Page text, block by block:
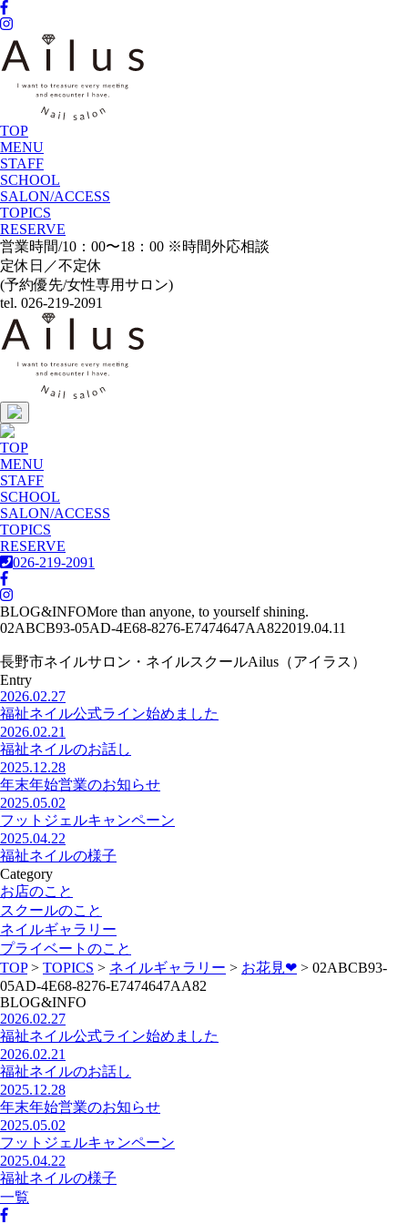
TOP
MENU
STAFF
SCHOOL
SALON/ACCESS
TOPICS
RESERVE
営業時間/10：00〜18：00 ※時間外応相談
定休日／不定休
(予約優先/女性専用サロン)
tel. 026-219-2091
TOP
MENU
STAFF
SCHOOL
SALON/ACCESS
TOPICS
RESERVE
026-219-2091
BLOG&INFOMore than anyone, to yourself shining.
02ABCB93-05AD-4E68-8276-E7474647AA822019.04.11
長野市ネイルサロン・ネイルスクールAilus（アイラス）
Entry
2026.02.27
福祉ネイル公式ライン始めました
2026.02.21
福祉ネイルのお話し
2025.12.28
年末年始営業のお知らせ
2025.05.02
フットジェルキャンペーン
2025.04.22
福祉ネイルの様子
Category
お店のこと
スクールのこと
ネイルギャラリー
プライベートのこと
TOP> TOPICS > ネイルギャラリー > お花見❤︎ > 02ABCB93-
05AD-4E68-8276-E7474647AA82
BLOG&INFO
2026.02.27
福祉ネイル公式ライン始めました
2026.02.21
福祉ネイルのお話し
2025.12.28
年末年始営業のお知らせ
2025.05.02
フットジェルキャンペーン
2025.04.22
福祉ネイルの様子
一覧